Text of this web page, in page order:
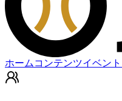
ホーム コンテンツイベント